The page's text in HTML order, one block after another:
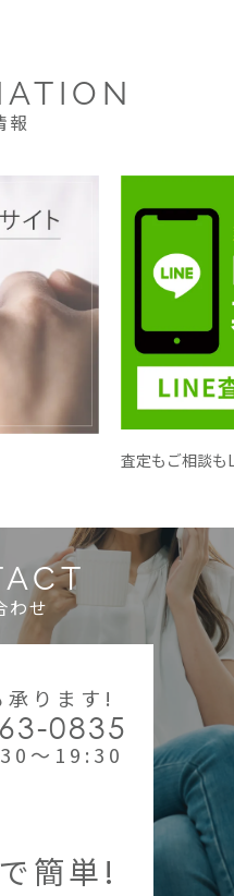
報
査定もご相談も
わせ
承ります!
0835
～19:30
簡単!